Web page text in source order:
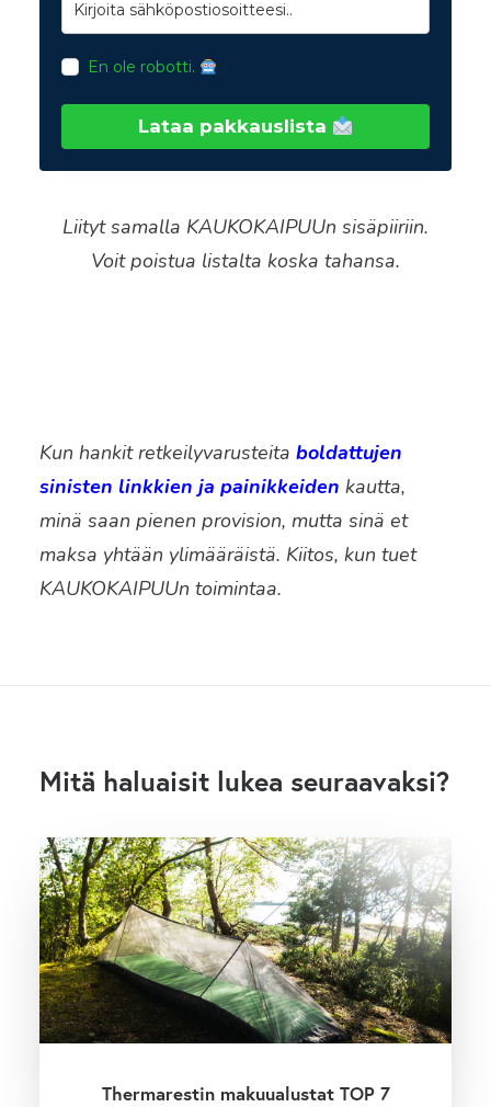
En ole robotti.
Lataa pakkauslista
Liityt samalla KAUKOKAIPUUn sisäpiiriin.
Voit poistua listalta koska tahansa.
Kun hankit retkeilyvarusteita boldattujen
sinisten linkkien ja painikkeiden kautta,
minä saan pienen provision, mutta sinä et
maksa yhtään ylimääräistä. Kiitos, kun tuet
KAUKOKAIPUUn toimintaa.
Mitä haluaisit lukea seuraavaksi?
Thermarestin makuualustat TOP 7